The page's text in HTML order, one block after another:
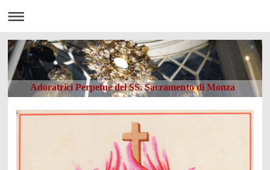
Adoratrici Perpetue del SS. Sacramento di Monza